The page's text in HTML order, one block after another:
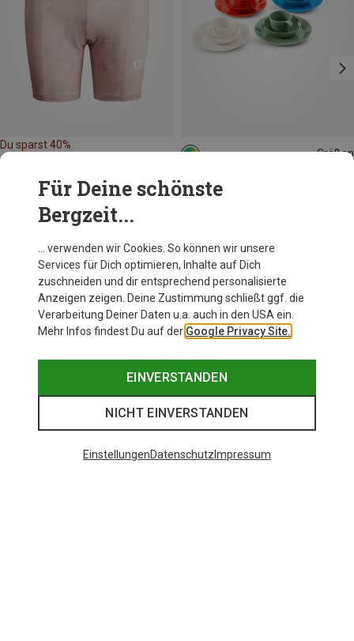
Du sparst 40%
Größen
Cascadian 4P Geschirr Set
Andere Kunden kauften auch
Für Deine schönste
Bergzeit...
… verwenden wir Cookies. So können wir unsere
Services für Dich optimieren, Inhalte auf Dich
zuschneiden und dir entsprechend personalisierte
Anzeigen zeigen. Deine Zustimmung schließt ggf. die
Verarbeitung Deiner Daten u.a. auch in den USA ein.
Mehr Infos findest Du auf der Google Privacy Site.
EINVERSTANDEN
NICHT EINVERSTANDEN
EinstellungenDatenschutz Impressum